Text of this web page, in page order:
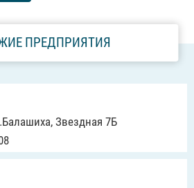
ПРЕДПРИЯТИЯ
Звездная 7Б